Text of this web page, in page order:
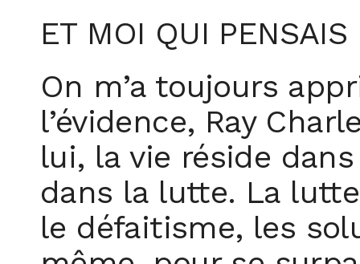
ET MOI QUI PENSAIS
On m’a toujours
l’évidence, Ray
lui, la vie réside
dans la lutte. La
le défaitisme, les